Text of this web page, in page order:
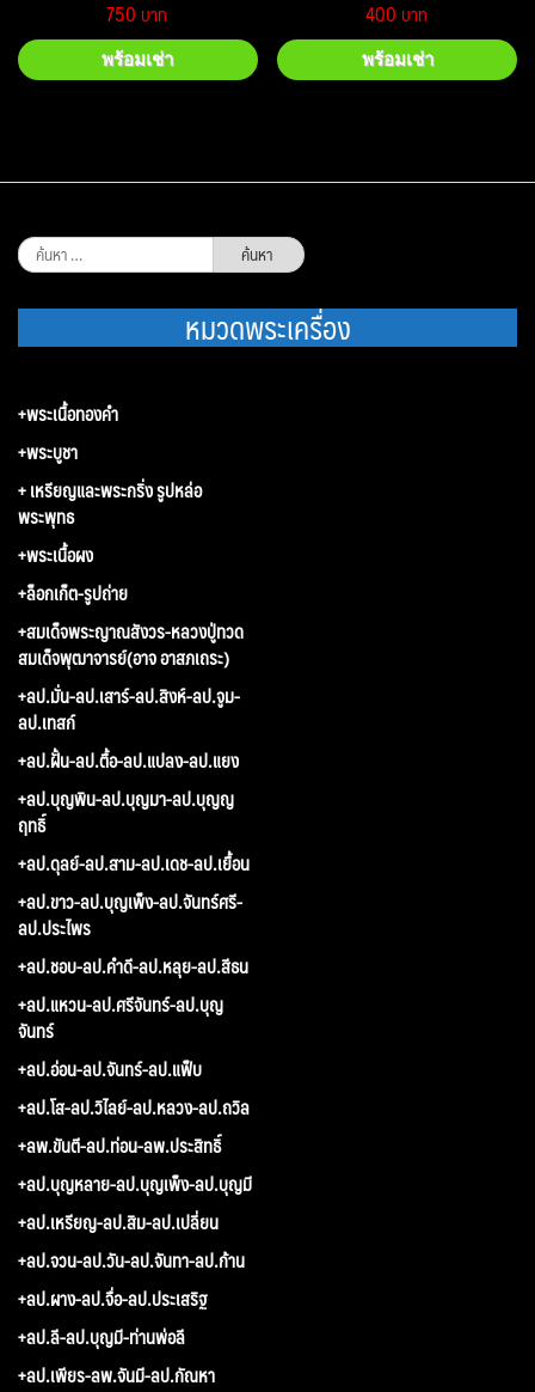
750
พร้อมเช่า
400
พร้อมเช่า
ค้นหา
สำหรับ:
หมวดพระเครื่อง
+พระเนื้อทองคำ
+พระบูชา
+ เหรียญและพระกริ่ง รูปหล่อ
พระพุทธ
+พระเนื้อผง
+ล็อกเก็ต-รูปถ่าย
+สมเด็จพระญาณสังวร-หลวงปู่ทวด
สมเด็จพุฒาจารย์(อาจ อาสภเถระ)
+ลป.มั่น-ลป.เสาร์-ลป.สิงห์-ลป.จูม-
ลป.เทสก์
+ลป.ฝั้น-ลป.ตื้อ-ลป.แปลง-ลป.แยง
+ลป.บุญพิน-ลป.บุญมา-ลป.บุญญ
ฤทธิ์
+ลป.ดุลย์-ลป.สาม-ลป.เดช-ลป.เยื้อน
+ลป.ขาว-ลป.บุญเพ็ง-ลป.จันทร์ศรี-
ลป.ประไพร
+ลป.ชอบ-ลป.คำดี-ลป.หลุย-ลป.สีธน
+ลป.แหวน-ลป.ศรีจันทร์-ลป.บุญ
จันทร์
+ลป.อ่อน-ลป.จันทร์-ลป.แฟ็บ
+ลป.โส-ลป.วิไลย์-ลป.หลวง-ลป.ถวิล
+ลพ.ขันตี-ลป.ท่อน-ลพ.ประสิทธิ์
+ลป.บุญหลาย-ลป.บุญเพ็ง-ลป.บุญมี
+ลป.เหรียญ-ลป.สิม-ลป.เปลี่ยน
+ลป.จวน-ลป.วัน-ลป.จันทา-ลป.ก้าน
+ลป.ผาง-ลป.จื่อ-ลป.ประเสริฐ
+ลป.ลี-ลป.บุญมี-ท่านพ่อลี
+ลป.เพียร-ลพ.จันมี-ลป.กัณหา